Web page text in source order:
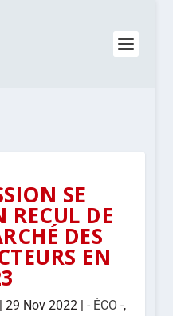
SE
RECUL DE
DES
EN
29 Nov 2022| - ÉCO -,